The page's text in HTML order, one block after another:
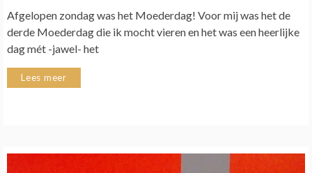
Afgelopen zondag was het Moederdag! Voor mij was het de
derde Moederdag die ik mocht vieren en het was een heerlijke
dag mét -jawel- het
Lees meer